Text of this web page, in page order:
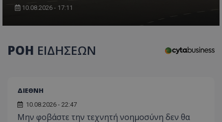
10.08.2026 - 17:11
ΡΟΗ ΕΙΔΗΣΕΩΝ
ΔΙΕΘΝΗ
10.08.2026 - 22:47
Μην φοβάστε την τεχνητή νοημοσύνη δεν θα